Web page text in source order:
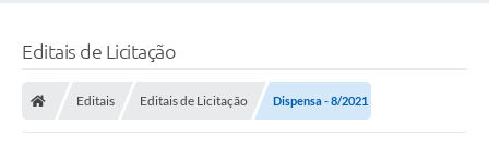
Editais de Licitação
Editais Editais de Licitação Dispensa - 8/2021